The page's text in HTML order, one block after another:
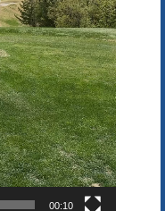
00:10